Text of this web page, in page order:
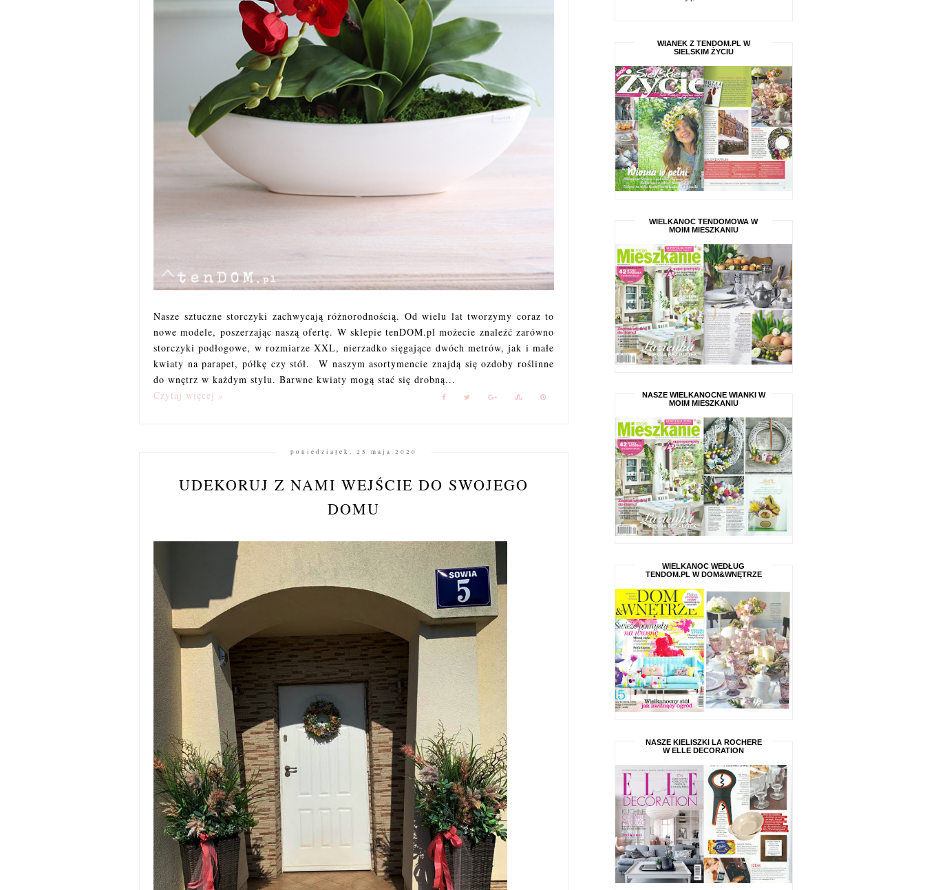
Nasze sztuczne storczyki zachwycają różnorodnością. Od wielu lat tworzymy coraz to
nowe modele, poszerzając naszą ofertę. W sklepie tenDOM.pl możecie znaleźć zarówno
storczyki podłogowe, w rozmiarze XXL, nierzadko sięgające dwóch metrów, jak i małe
kwiaty na parapet, półkę czy stół. W naszym asortymencie znajdą się ozdoby roślinne
do wnętrz w każdym stylu. Barwne kwiaty mogą stać się drobną...
Czytaj więcej »
poniedziałek, 25 maja 2020
UDEKORUJ Z NAMI WEJŚCIE DO SWOJEGO
DOMU
WIANEK Z TENDOM.PL W
SIELSKIM ŻYCIU
WIELKANOC TENDOMOWA W
MOIM MIESZKANIU
NASZE WIELKANOCNE WIANKI W
MOIM MIESZKANIU
WIELKANOC WEDŁUG
TENDOM.PL W DOM&WNĘTRZE
NASZE KIELISZKI LA ROCHERE
W ELLE DECORATION